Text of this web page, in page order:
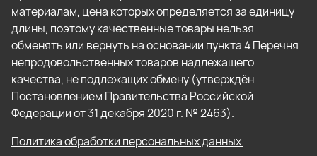
материалам, цена которых определяется за единицу
длины, поэтому качественные товары нельзя
обменять или вернуть на основании пункта 4 Перечня
непродовольственных товаров надлежащего
качества, не подлежащих обмену (утверждён
Постановлением Правительства Российской
Федерации от 31 декабря 2020 г. № 2463).
Политика обработки персональных данных